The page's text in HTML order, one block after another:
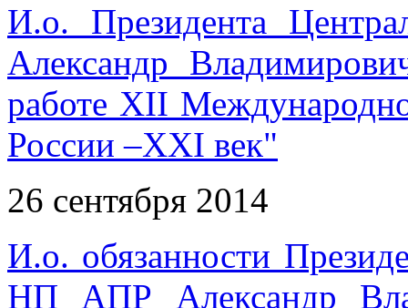
И.о. Президента
Александр
работе XII
России –XXI век"
26 сентября 2014
И.о. обязанности
НП АПР Александр